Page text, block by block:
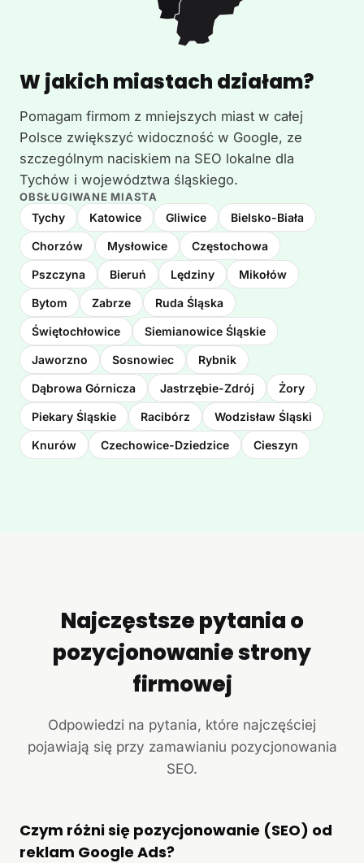
W jakich miastach działam?
Pomagam firmom z mniejszych miast w całej
Polsce zwiększyć widoczność w Google, ze
szczególnym naciskiem na SEO lokalne dla
Tychów i województwa śląskiego.
OBSŁUGIWANE MIASTA
Tychy Katowice Gliwice Bielsko-Biała
Chorzów Mysłowice Częstochowa
Pszczyna Bieruń Lędziny Mikołów
Bytom Zabrze Ruda Śląska
Świętochłowice Siemianowice Śląskie
Jaworzno Sosnowiec Rybnik
Dąbrowa Górnicza Jastrzębie-Zdrój Żory
Piekary Śląskie Racibórz Wodzisław Śląski
Knurów Czechowice-Dziedzice Cieszyn
Najczęstsze pytania o
pozycjonowanie strony
firmowej
Odpowiedzi na pytania, które najczęściej
pojawiają się przy zamawianiu pozycjonowania
SEO.
Czym różni się pozycjonowanie (SEO) od
reklam Google Ads?